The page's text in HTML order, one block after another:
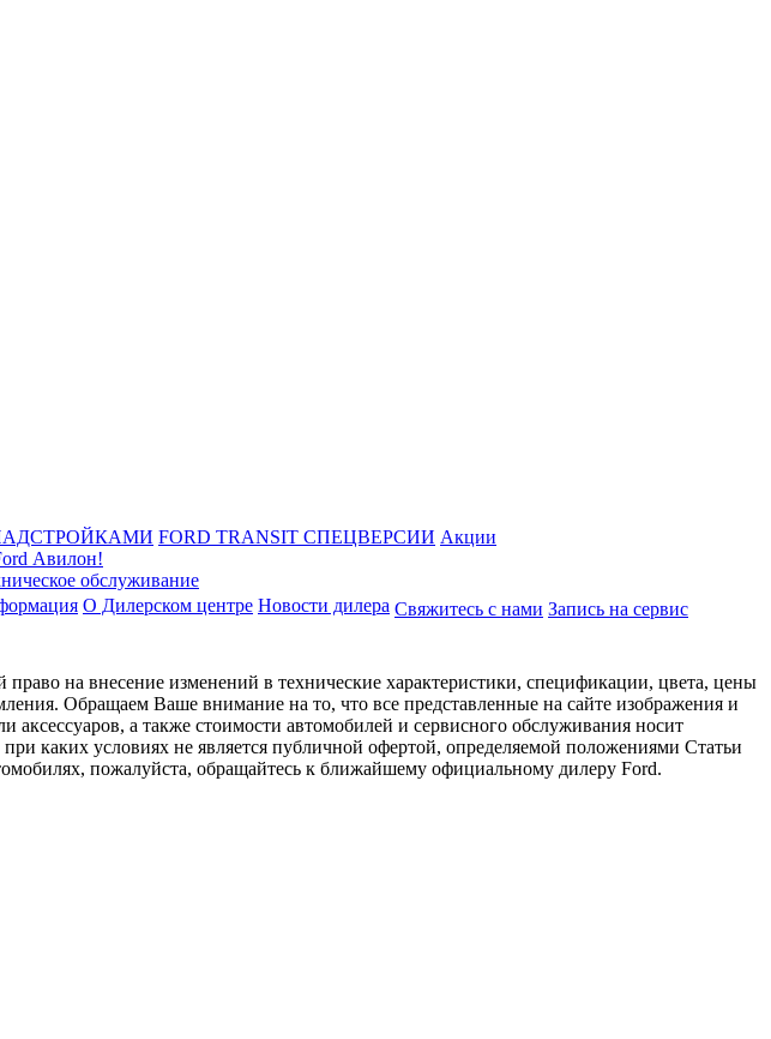
FORD TRANSIT СПЕЦВЕРСИИ Акции
Авилон!
обслуживание
О Дилерском центре Новости дилера Свяжитесь с нами Запись на сервис
на внесение изменений в технические характеристики, спецификации, цвета, цены
Обращаем Ваше внимание на то, что все представленные на сайте изображения и
а также стоимости автомобилей и сервисного обслуживания носит
каких условиях не является публичной офертой, определяемой положениями Статьи
пожалуйста, обращайтесь к ближайшему официальному дилеру Ford.